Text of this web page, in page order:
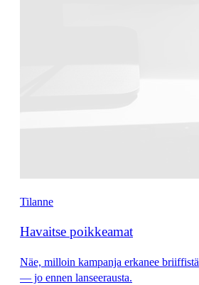
Tilanne
Havaitse poikkeamat
Näe, milloin kampanja erkanee briiffistä
— jo ennen lanseerausta.